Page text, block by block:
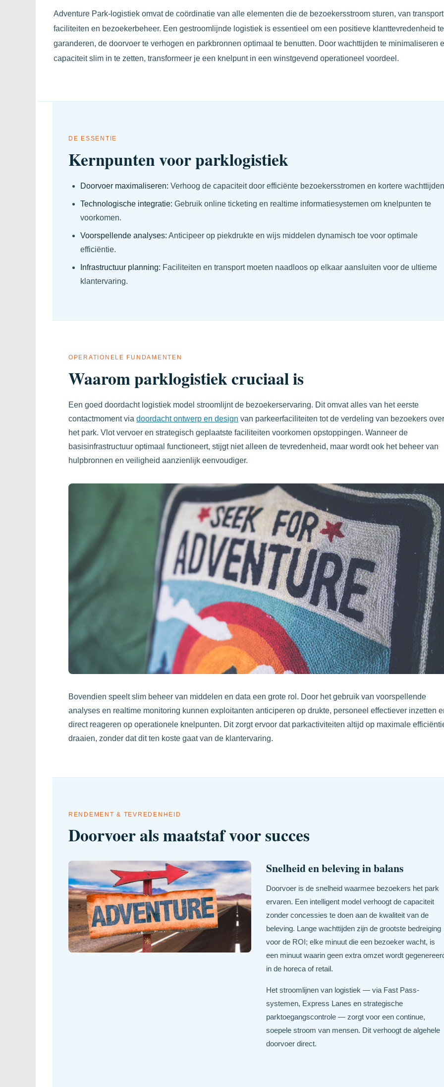
Adventure Park-logistiek omvat de coördinatie van alle elementen die de bezoekersstroom sturen, van
faciliteiten en bezoekerbeheer. Een gestroomlijnde logistiek is essentieel om een positieve klanttevredenheid te
garanderen, de doorvoer te verhogen en parkbronnen optimaal te benutten. Door wachttijden te minimaliseren
capaciteit slim in te zetten, transformeer je een knelpunt in een winstgevend operationeel voordeel.
DE ESSENTIE
Kernpunten voor parklogistiek
Doorvoer maximaliseren: Verhoog de capaciteit door efficiënte bezoekersstromen en kortere
Technologische integratie: Gebruik online ticketing en realtime informatiesystemen om knelpunten te
voorkomen.
Voorspellende analyses: Anticipeer op piekdrukte en wijs middelen dynamisch toe voor optimale
efficiëntie.
Infrastructuur planning: Faciliteiten en transport moeten naadloos op elkaar aansluiten voor de ultieme
klantervaring.
OPERATIONELE FUNDAMENTEN
Waarom parklogistiek cruciaal is
Een goed doordacht logistiek model stroomlijnt de bezoekerservaring. Dit omvat alles van het eerste
contactmoment via doordacht ontwerp en design van parkeerfaciliteiten tot de verdeling van bezoekers over
het park. Vlot vervoer en strategisch geplaatste faciliteiten voorkomen opstoppingen. Wanneer de
basisinfrastructuur optimaal functioneert, stijgt niet alleen de tevredenheid, maar wordt ook het beheer van
hulpbronnen en veiligheid aanzienlijk eenvoudiger.
Bovendien speelt slim beheer van middelen en data een grote rol. Door het gebruik van voorspellende
analyses en realtime monitoring kunnen exploitanten anticiperen op drukte, personeel effectiever inzetten
direct reageren op operationele knelpunten. Dit zorgt ervoor dat parkactiviteiten altijd op maximale
draaien, zonder dat dit ten koste gaat van de klantervaring.
RENDEMENT & TEVREDENHEID
Doorvoer als maatstaf voor succes
Snelheid en beleving in balans
Doorvoer is de snelheid waarmee bezoekers het park
ervaren. Een intelligent model verhoogt de capaciteit
zonder concessies te doen aan de kwaliteit van de
beleving. Lange wachttijden zijn de grootste bedreiging
voor de ROI; elke minuut die een bezoeker wacht, is
een minuut waarin geen extra omzet wordt
in de horeca of retail.
Het stroomlijnen van logistiek — via Fast Pass-
systemen, Express Lanes en strategische
parktoegangscontrole — zorgt voor een continue,
soepele stroom van mensen. Dit verhoogt de algehele
doorvoer direct.